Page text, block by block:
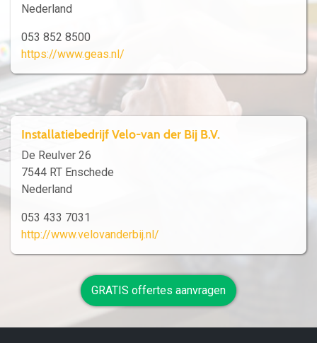
Nederland
053 852 8500
https://www.geas.nl/
Installatiebedrijf Velo-van der Bij B.V.
De Reulver 26
7544 RT Enschede
Nederland
053 433 7031
http://www.velovanderbij.nl/
GRATIS offertes aanvragen